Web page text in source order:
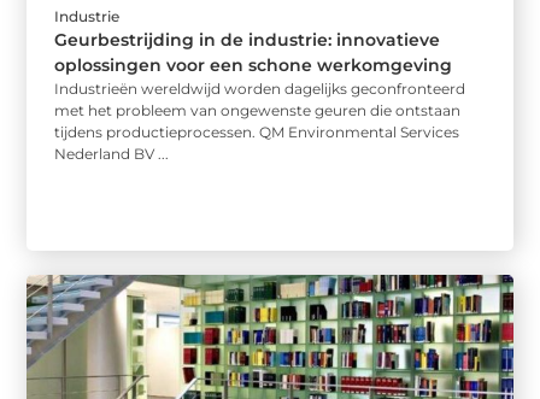
Industrie
Geurbestrijding in de industrie: innovatieve
oplossingen voor een schone werkomgeving
Industrieën wereldwijd worden dagelijks geconfronteerd
met het probleem van ongewenste geuren die ontstaan
tijdens productieprocessen. QM Environmental Services
Nederland BV ...